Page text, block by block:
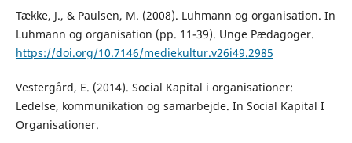
Tække, J., & Paulsen, M. (2008). Luhmann og organisation. In
Luhmann og organisation (pp. 11-39). Unge Pædagoger.
https://doi.org/10.7146/mediekultur.v26i49.2985
Vestergård, E. (2014). Social Kapital i organisationer:
Ledelse, kommunikation og samarbejde. In Social Kapital I
Organisationer.